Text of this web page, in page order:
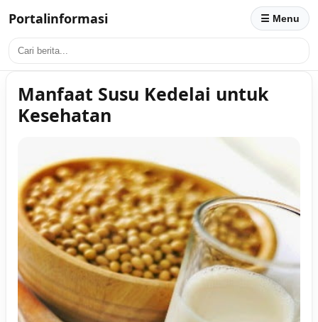
Portalinformasi ☰ Menu
Manfaat Susu Kedelai untuk
Kesehatan